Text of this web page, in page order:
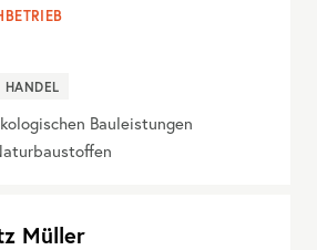
HANDEL
Bauleistungen
Müller